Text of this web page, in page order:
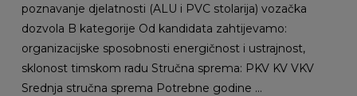
poznavanje djelatnosti (ALU i PVC stolarija) vozačka
dozvola B kategorije Od kandidata zahtijevamo:
organizacijske sposobnosti energičnost i ustrajnost,
sklonost timskom radu Stručna sprema: PKV KV VKV
Srednja stručna sprema Potrebne godine …